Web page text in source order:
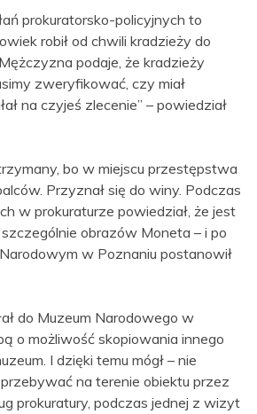
prokuratorsko-policyjnych to
robił od chwili kradzieży do
podaje, że kradzieży
zweryfikować, czy miał
na czyjeś zlecenie” – powiedział
bo w miejscu przestępstwa
Przyznał się do winy. Podczas
w prokuraturze powiedział, że jest
szczególnie obrazów Moneta – i po
w Poznaniu postanowił
do Muzeum Narodowego w
o możliwość skopiowania innego
I dzięki temu mógł – nie
na terenie obiektu przez
prokuratury, podczas jednej z wizyt